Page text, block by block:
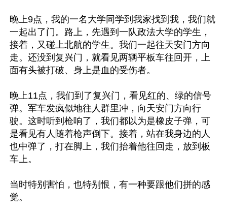
晚上9点，我的一名大学同学到我家找到我，我们就
一起出了门。路上，先遇到一队政法大学的学生，
接着，又碰上北航的学生。我们一起往天安门方向
走。还没到复兴门，就看见两辆平板车往回开，上
面有头被打破、身上是血的受伤者。
晚上11点，我们到了复兴门，看见红的、绿的信号
弹。军车发疯似地往人群里冲，向天安门方向行
驶。这时听到枪响了，我们都以为是橡皮子弹，可
是看见有人随着枪声倒下。接着，站在我身边的人
也中弹了，打在脚上，我们抬着他往回走，放到板
车上。
当时特别害怕，也特别恨，有一种要跟他们拼的感
觉。